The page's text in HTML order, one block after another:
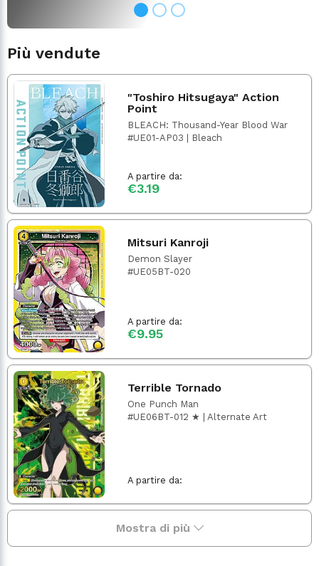
Più vendute
"Toshiro Hitsugaya" Action
Point
BLEACH: Thousand-Year Blood War
#UE01-AP03 | Bleach
A partire da:
€3.19
Mitsuri Kanroji
Demon Slayer
#UE05BT-020
A partire da:
€9.95
Terrible Tornado
One Punch Man
#UE06BT-012 ★ | Alternate Art
A partire da:
Mostra di più